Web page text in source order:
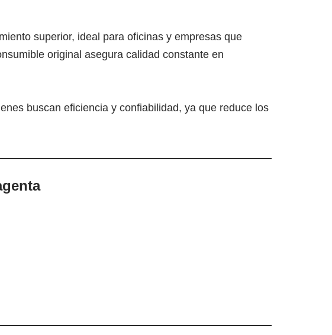
superior, ideal para oficinas y empresas que
original asegura calidad constante en
buscan eficiencia y confiabilidad, ya que reduce los